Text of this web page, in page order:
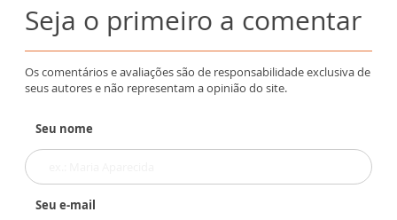
Seja o primeiro a comentar
Os comentários e avaliações são de responsabilidade exclusiva de
seus autores e não representam a opinião do site.
Seu nome
Seu e-mail